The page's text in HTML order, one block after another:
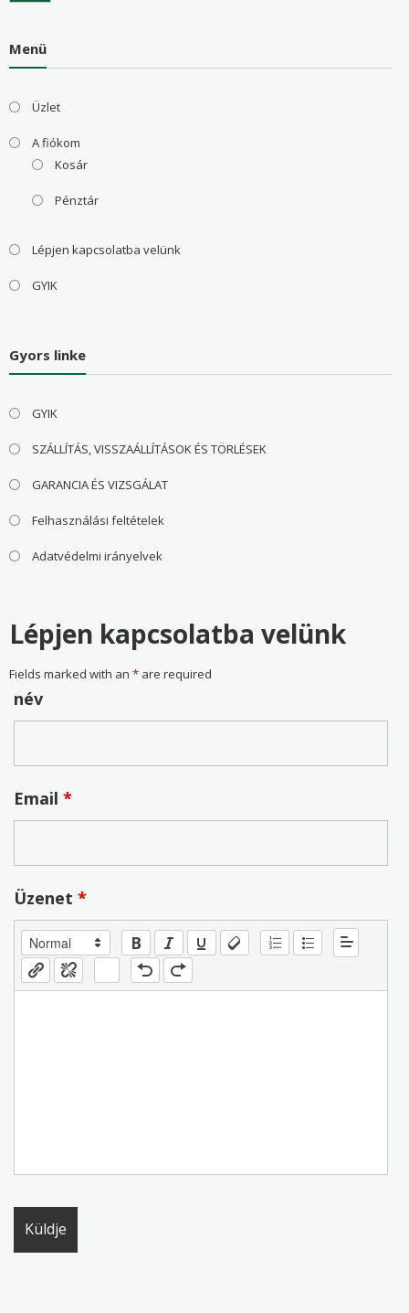
Menü
Üzlet
A fiókom
Kosár
Pénztár
Lépjen kapcsolatba velünk
GYIK
Gyors linke
GYIK
SZÁLLÍTÁS, VISSZAÁLLÍTÁSOK ÉS TÖRLÉSEK
GARANCIA ÉS VIZSGÁLAT
Felhasználási feltételek
Adatvédelmi irányelvek
Lépjen kapcsolatba velünk
Fields marked with an *are required
név
Email *
Üzenet *